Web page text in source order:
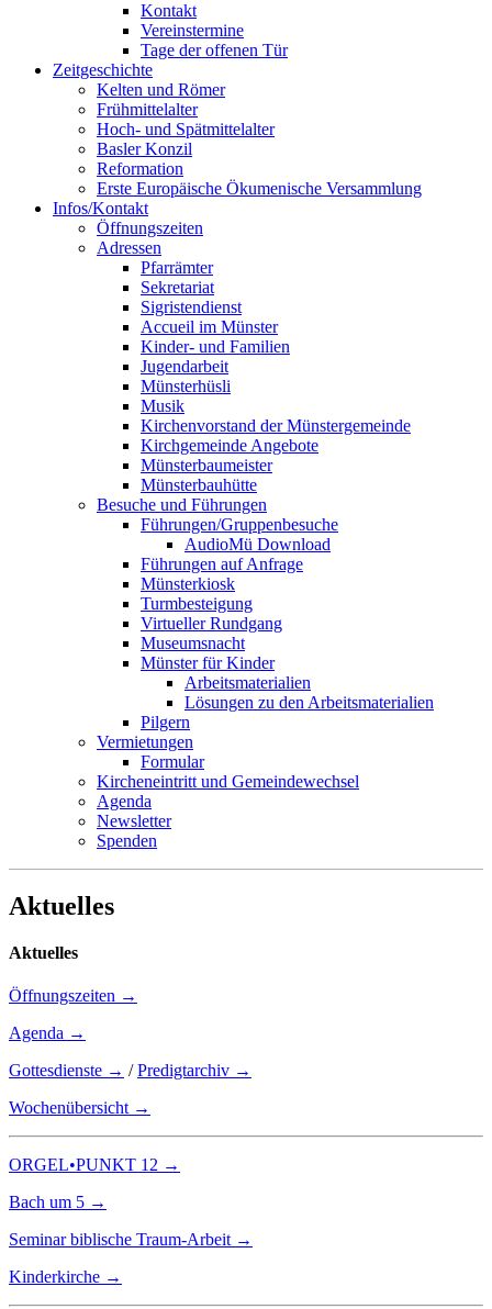
Kontakt
Vereinstermine
Tage der offenen Tür
Zeitgeschichte
Kelten und Römer
Frühmittelalter
Hoch- und Spätmittelalter
Basler Konzil
Reformation
Erste Europäische Ökumenische Versammlung
Infos/Kontakt
Öffnungszeiten
Adressen
Pfarrämter
Sekretariat
Sigristendienst
Accueil im Münster
Kinder- und Familien
Jugendarbeit
Münsterhüsli
Musik
Kirchenvorstand der Münstergemeinde
Kirchgemeinde Angebote
Münsterbaumeister
Münsterbauhütte
Besuche und Führungen
Führungen/Gruppenbesuche
AudioMü Download
Führungen auf Anfrage
Münsterkiosk
Turmbesteigung
Virtueller Rundgang
Museumsnacht
Münster für Kinder
Arbeitsmaterialien
Lösungen zu den Arbeitsmaterialien
Pilgern
Vermietungen
Formular
Kircheneintritt und Gemeindewechsel
Agenda
Newsletter
Spenden
Aktuelles
Aktuelles
Öffnungszeiten →
Agenda →
Gottesdienste → /Predigtarchiv →
Wochenübersicht →
ORGEL•PUNKT 12 →
Bach um 5 →
Seminar biblische Traum-Arbeit →
Kinderkirche →